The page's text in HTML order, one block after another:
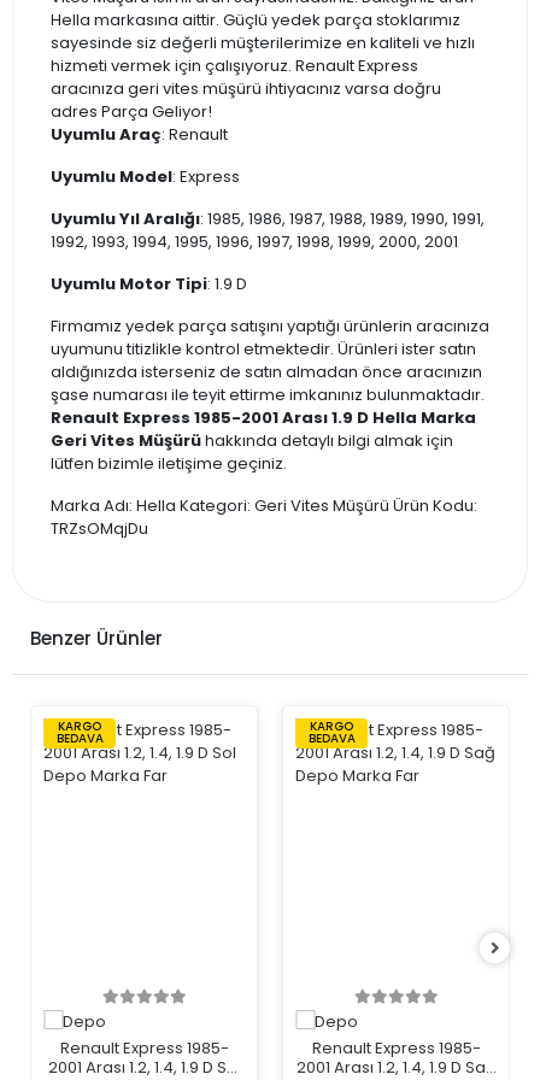
Hella markasına aittir. Güçlü yedek parça stoklarımız
sayesinde siz değerli müşterilerimize en kaliteli ve hızlı
hizmeti vermek için çalışıyoruz. Renault Express
aracınıza geri vites müşürü ihtiyacınız varsa doğru
adres Parça Geliyor!
Uyumlu Araç: Renault
Uyumlu Model: Express
Uyumlu Yıl Aralığı: 1985, 1986, 1987, 1988, 1989, 1990, 1991,
1992, 1993, 1994, 1995, 1996, 1997, 1998, 1999, 2000, 2001
Uyumlu Motor Tipi: 1.9 D
Firmamız yedek parça satışını yaptığı ürünlerin aracınıza
uyumunu titizlikle kontrol etmektedir. Ürünleri ister satın
aldığınızda isterseniz de satın almadan önce aracınızın
şase numarası ile teyit ettirme imkanınız bulunmaktadır.
Renault Express 1985-2001 Arası 1.9 D Hella Marka
Geri Vites Müşürühakkında detaylı bilgi almak için
lütfen bizimle iletişime geçiniz.
Marka Adı: Hella Kategori: Geri Vites Müşürü Ürün Kodu:
TRZsOMqjDu
Benzer Ürünler
KARGO
BEDAVA
Renault Express 1985-
2001 Arası 1.2, 1.4, 1.9 D Sol
KARGO
BEDAVA
Renault Express 1985-
2001 Arası 1.2, 1.4, 1.9 D Sağ